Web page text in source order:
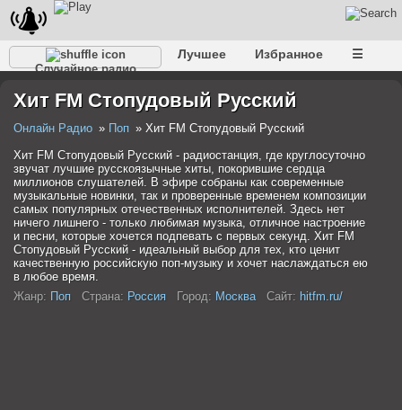
Случайное радио
Лучшее Избранное ☰
Хит FM Стопудовый Русский
Онлайн Радио Поп
Хит FM Стопудовый Русский
Хит FM Стопудовый Русский - радиостанция, где круглосуточно
звучат лучшие русскоязычные хиты, покорившие сердца
миллионов слушателей. В эфире собраны как современные
музыкальные новинки, так и проверенные временем композиции
самых популярных отечественных исполнителей. Здесь нет
ничего лишнего - только любимая музыка, отличное настроение
и песни, которые хочется подпевать с первых секунд. Хит FM
Стопудовый Русский - идеальный выбор для тех, кто ценит
качественную российскую поп-музыку и хочет наслаждаться ею
в любое время.
Жанр: Поп Страна: Россия Город: Москва Сайт: hitfm.ru/